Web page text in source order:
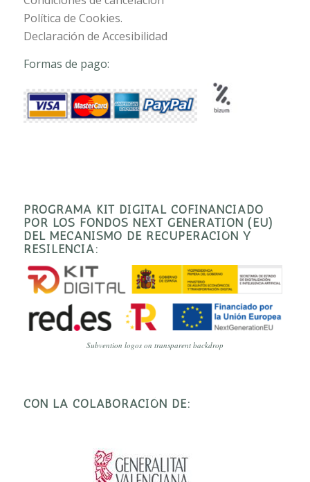
Política de Cookies.
Declaración de Accesibilidad
Formas de pago:
PROGRAMA KIT DIGITAL COFINANCIADO
POR LOS FONDOS NEXT GENERATION (EU)
DEL MECANISMO DE RECUPERACIÓN Y
RESILENCIA:
Subvention logos on transparent backdrop
CON LA COLABORACIÓN DE: